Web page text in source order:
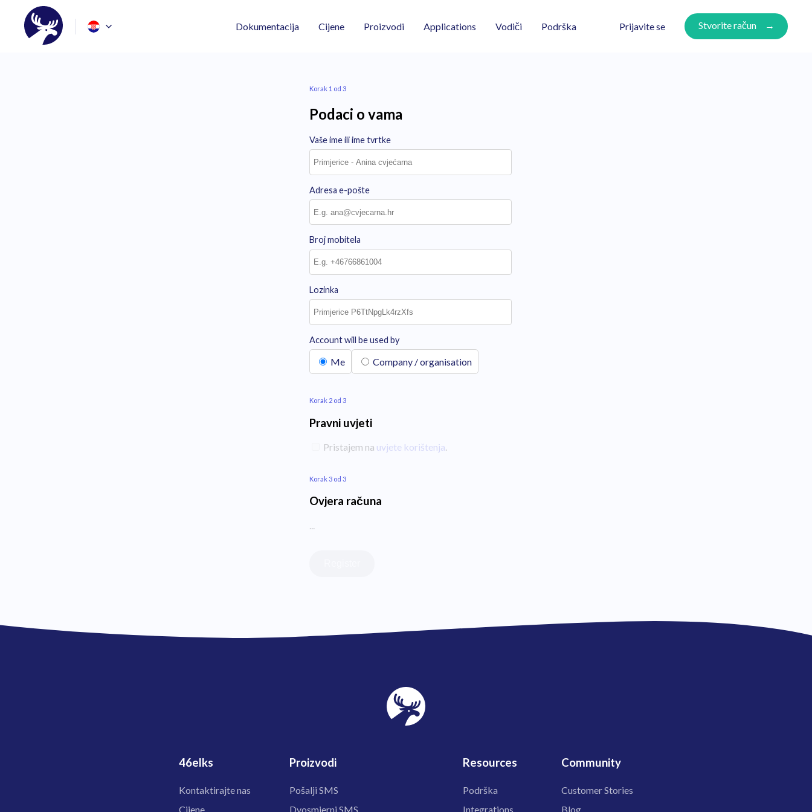
Dokumentacija Cijene Proizvodi Applications Vodiči Podrška Prijavite se Stvorite račun
Korak 1 od 3
Podaci o vama
Vaše ime ili ime tvrtke
Adresa e-pošte
Broj mobitela
Lozinka
Account will be used by
Me Company / organisation
Korak 2 od 3
Pravni uvjeti
Pristajem na uvjete korištenja
Korak 3 od 3
Ovjera računa
...
46elks
Kontaktirajte nas
Cijene
Proizvodi
Pošalji SMS
Dvosmjerni SMS
Resources
Podrška
Integrations
Community
Customer Stories
Blog